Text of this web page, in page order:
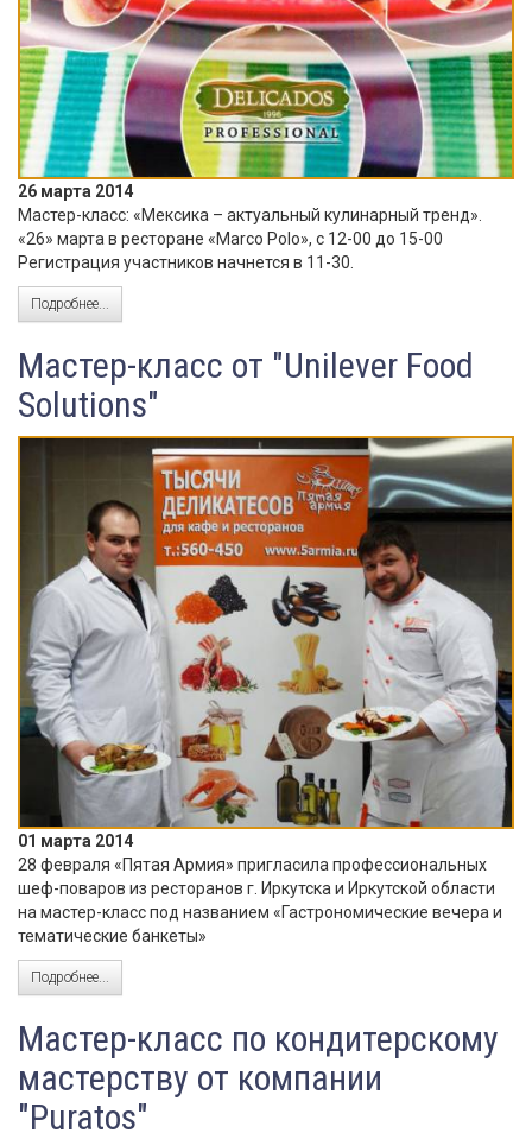
26 марта 2014
Мастер-класс: «Мексика – актуальный кулинарный тренд».
«26» марта в ресторане «Marco Polo», с 12-00 до 15-00
Регистрация участников начнется в 11-30.
Подробнее...
Мастер-класс от "Unilever Food
Solutions"
01 марта 2014
28 февраля «Пятая Армия» пригласила профессиональных
шеф-поваров из ресторанов г. Иркутска и Иркутской области
на мастер-класс под названием «Гастрономические вечера и
тематические банкеты»
Подробнее...
Мастер-класс по кондитерскому
мастерству от компании
"Puratos"